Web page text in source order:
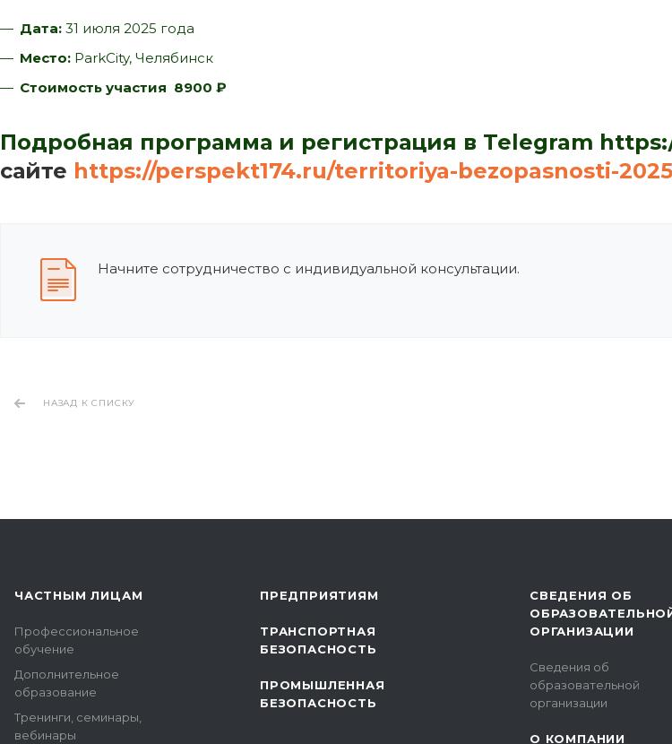
Дата: 31 июля 2025 года
Место: ParkCity, Челябинск
Стоимость участия 8900 ₽
Подробная программа и регистрация в Telegram
сайте https://perspekt174.ru/territoriya-bezopasnosti-
Начните сотрудничество с индивидуальной консультации.
НАЗАД К СПИСКУ
ЧАСТНЫМ ЛИЦАМ
Профессиональное
обучение
Дополнительное
образование
Тренинги, семинары,
вебинары
ПРЕДПРИЯТИЯМ
ТРАНСПОРТНАЯ
БЕЗОПАСНОСТЬ
ПРОМЫШЛЕННАЯ
БЕЗОПАСНОСТЬ
СВЕДЕНИЯ ОБ
ОРГАНИЗАЦИИ
Сведения об
образовательной
организации
О КОМПАНИИ